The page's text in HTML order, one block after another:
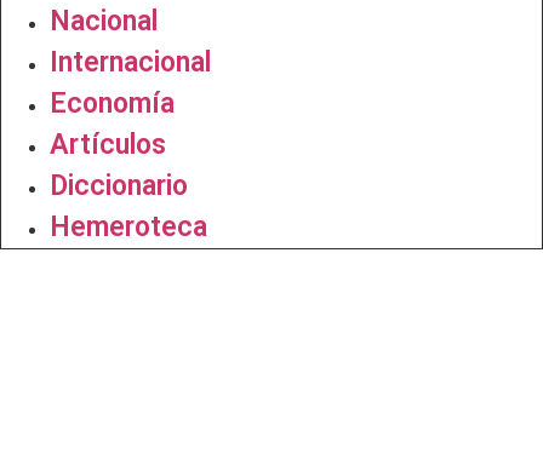
Nacional
Internacional
Economía
Artículos
Diccionario
Hemeroteca